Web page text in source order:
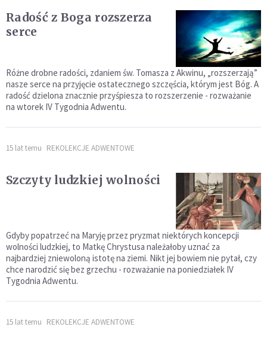
Radość z Boga rozszerza
serce
Różne drobne radości, zdaniem św. Tomasza z Akwinu, „rozszerzają”
nasze serce na przyjęcie ostatecznego szczęścia, którym jest Bóg. A
radość dzielona znacznie przyśpiesza to rozszerzenie - rozważanie
na wtorek IV Tygodnia Adwentu.
15 lat temu REKOLEKCJE ADWENTOWE
Szczyty ludzkiej wolności
Gdyby popatrzeć na Maryję przez pryzmat niektórych koncepcji
wolności ludzkiej, to Matkę Chrystusa należałoby uznać za
najbardziej zniewoloną istotę na ziemi. Nikt jej bowiem nie pytał, czy
chce narodzić się bez grzechu - rozważanie na poniedziałek IV
Tygodnia Adwentu.
15 lat temu REKOLEKCJE ADWENTOWE